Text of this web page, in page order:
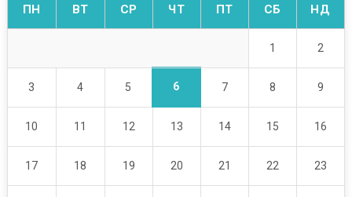
ПН ВТ СР ЧТ ПТ СБ НД
1 2
3 4 5 6 7 8 9
10 11 12 13 14 15 16
17 18 19 20 21 22 23